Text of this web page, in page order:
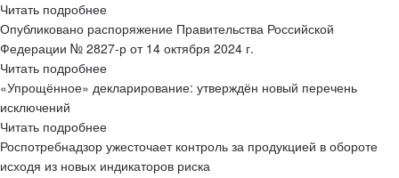
Читать подробнее
Опубликовано распоряжение Правительства Российской
Федерации № 2827-р от 14 октября 2024 г.
Читать подробнее
«Упрощённое» декларирование: утверждён новый перечень
исключений
Читать подробнее
Роспотребнадзор ужесточает контроль за продукцией в обороте
исходя из новых индикаторов риска